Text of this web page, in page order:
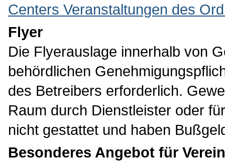
Centers Veranstaltungen des
Flyer
Die Flyerauslage innerhalb von
behördlichen
des Betreibers erforderlich.
Raum durch Dienstleister oder
nicht gestattet und haben
Besonderes Angebot für